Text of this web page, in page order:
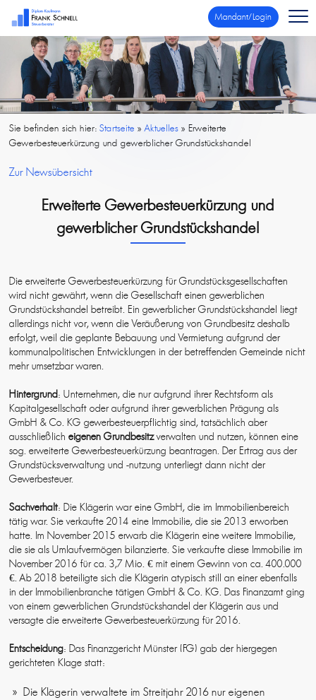
Mandant/Login
Sie befinden sich hier:Startseite »Aktuelles »Erweiterte
Gewerbesteuerkürzung und gewerblicher Grundstückshandel
Zur Newsübersicht
Erweiterte Gewerbesteuerkürzung und
gewerblicher Grundstückshandel
Die erweiterte Gewerbesteuerkürzung für Grundstücksgesellschaften
wird nicht gewährt, wenn die Gesellschaft einen gewerblichen
Grundstückshandel betreibt. Ein gewerblicher Grundstückshandel liegt
allerdings nicht vor, wenn die Veräußerung von Grundbesitz deshalb
erfolgt, weil die geplante Bebauung und Vermietung aufgrund der
kommunalpolitischen Entwicklungen in der betreffenden Gemeinde nicht
mehr umsetzbar waren.
Hintergrund: Unternehmen, die nur aufgrund ihrer Rechtsform als
Kapitalgesellschaft oder aufgrund ihrer gewerblichen Prägung als
GmbH & Co. KG gewerbesteuerpflichtig sind, tatsächlich aber
ausschließlicheigenen Grundbesitzverwalten und nutzen, können eine
sog. erweiterte Gewerbesteuerkürzung beantragen. Der Ertrag aus der
Grundstücksverwaltung und -nutzung unterliegt dann nicht der
Gewerbesteuer.
Sachverhalt: Die Klägerin war eine GmbH, die im Immobilienbereich
tätig war. Sie verkaufte 2014 eine Immobilie, die sie 2013 erworben
hatte. Im November 2015 erwarb die Klägerin eine weitere Immobilie,
die sie als Umlaufvermögen bilanzierte. Sie verkaufte diese Immobilie im
November 2016 für ca. 3,7 Mio. € mit einem Gewinn von ca. 400.000
€. Ab 2018 beteiligte sich die Klägerin atypisch still an einer ebenfalls
in der Immobilienbranche tätigen GmbH & Co. KG. Das Finanzamt ging
von einem gewerblichen Grundstückshandel der Klägerin aus und
versagte die erweiterte Gewerbesteuerkürzung für 2016.
Entscheidung: Das Finanzgericht Münster (FG) gab der hiergegen
gerichteten Klage statt:
Die Klägerin verwaltete im Streitjahr 2016 nur eigenen